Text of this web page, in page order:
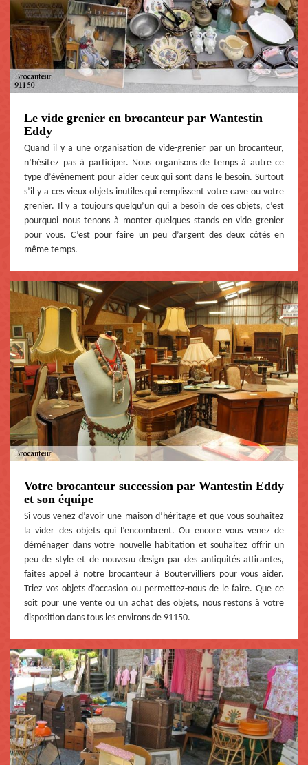
Le vide grenier en brocanteur par Wantestin
Eddy
Quand il y a une organisation de vide-grenier par un brocanteur,
n’hésitez pas à participer. Nous organisons de temps à autre ce
type d’évènement pour aider ceux qui sont dans le besoin. Surtout
s’il y a ces vieux objets inutiles qui remplissent votre cave ou votre
grenier. Il y a toujours quelqu’un qui a besoin de ces objets, c’est
pourquoi nous tenons à monter quelques stands en vide grenier
pour vous. C’est pour faire un peu d’argent des deux côtés en
même temps.
Votre brocanteur succession par Wantestin Eddy
et son équipe
Si vous venez d’avoir une maison d’héritage et que vous souhaitez
la vider des objets qui l’encombrent. Ou encore vous venez de
déménager dans votre nouvelle habitation et souhaitez offrir un
peu de style et de nouveau design par des antiquités attirantes,
faites appel à notre brocanteur à Boutervilliers pour vous aider.
Triez vos objets d’occasion ou permettez-nous de le faire. Que ce
soit pour une vente ou un achat des objets, nous restons à votre
disposition dans tous les environs de 91150.